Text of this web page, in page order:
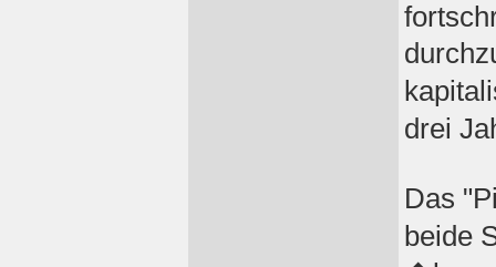
drei
Das
beide